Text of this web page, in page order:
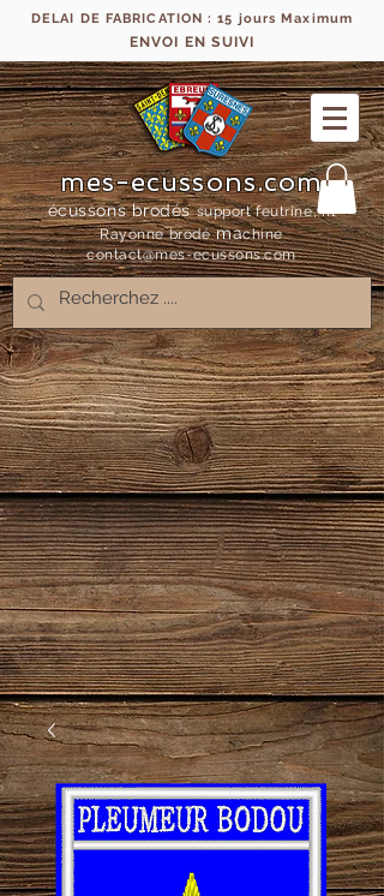
DELAI DE FABRICATION : 15 jours Maximum
ENVOI EN SUIVI
mes-ecussons.com
écussons brodés support feutrine, fil
Rayonne brodémachine
contact@mes-ecussons.com